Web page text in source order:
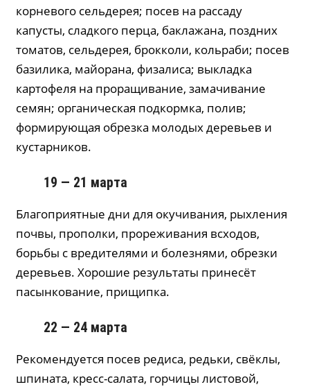
корневого сельдерея; посев на рассаду
капусты, сладкого перца, баклажана, поздних
томатов, сельдерея, брокколи, кольраби; посев
базилика, майорана, физалиса; выкладка
картофеля на проращивание, замачивание
семян; органическая подкормка, полив;
формирующая обрезка молодых деревьев и
кустарников.
19 — 21 марта
Благоприятные дни для окучивания, рыхления
почвы, прополки, прореживания всходов,
борьбы с вредителями и болезнями, обрезки
деревьев. Хорошие результаты принесёт
пасынкование, прищипка.
22 — 24 марта
Рекомендуется посев редиса, редьки, свёклы,
шпината, кресс-салата, горчицы листовой,